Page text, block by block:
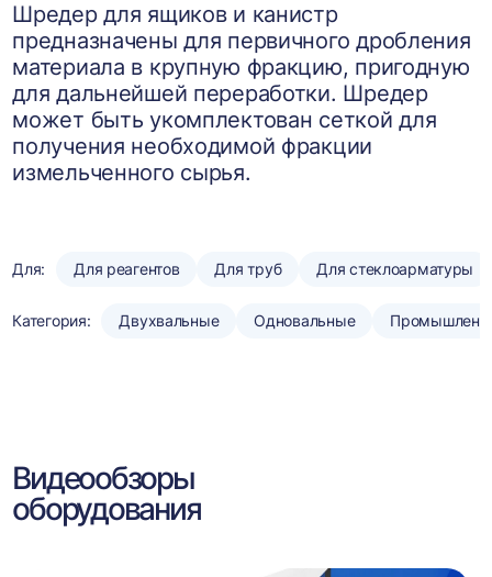
Шредер для ящиков и канистр
предназначены для первичного дробления
материала в крупную фракцию, пригодную
для дальнейшей переработки. Шредер
может быть укомплектован сеткой для
получения необходимой фракции
измельченного сырья.
Для: Для реагентов Для труб Для стеклоарматуры
Категория: Двухвальные Одновальные
Видеообзоры
оборудования